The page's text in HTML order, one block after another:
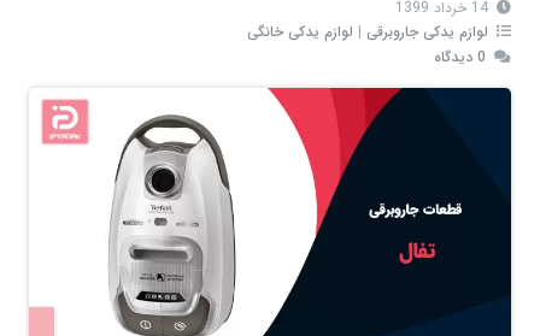
لوازم یدکی جاروبرقی | لوازم یدکی خانگی